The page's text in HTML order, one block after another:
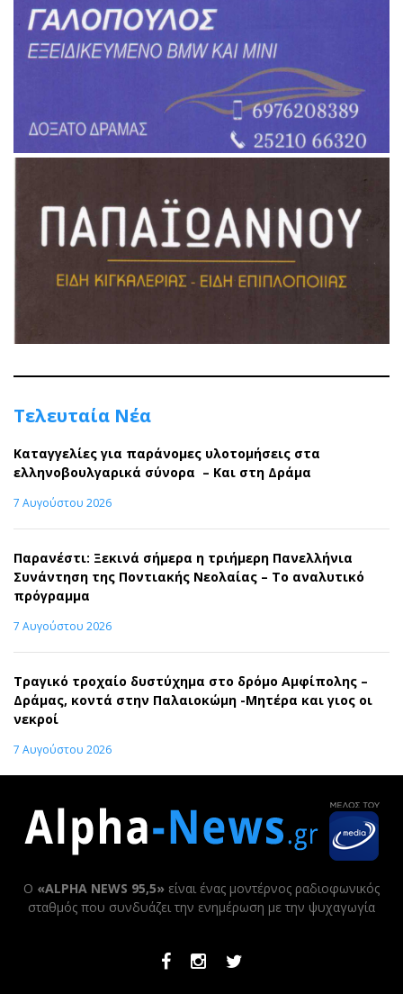
Τελευταία Νέα
Καταγγελίες για παράνομες υλοτομήσεις στα
ελληνοβουλγαρικά σύνορα – Και στη Δράμα
7 Αυγούστου 2026
Παρανέστι: Ξεκινά σήμερα η τριήμερη Πανελλήνια
Συνάντηση της Ποντιακής Νεολαίας – Το αναλυτικό
πρόγραμμα
7 Αυγούστου 2026
Τραγικό τροχαίο δυστύχημα στο δρόμο Αμφίπολης –
Δράμας, κοντά στην Παλαιοκώμη -Μητέρα και γιος οι
νεκροί
7 Αυγούστου 2026
Ο «ALPHA NEWS 95,5» είναι ένας μοντέρνος ραδιοφωνικός
σταθμός που συνδυάζει την ενημέρωση με την ψυχαγωγία
FacebookInstagramTwitter